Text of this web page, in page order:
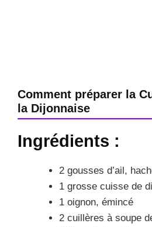
Comment préparer la
la Dijonnaise
Ingrédients :
2 gousses d’ail,
1 grosse cuisse de
1 oignon, émincé
2 cuillères à soupe